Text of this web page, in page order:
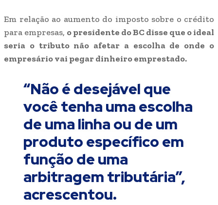
Em relação ao aumento do imposto sobre o crédito
para empresas, o presidente do BC disse que o ideal
seria o tributo não afetar a escolha de onde o
empresário vai pegar dinheiro emprestado.
“Não é desejável que
você tenha uma escolha
de uma linha ou de um
produto específico em
função de uma
arbitragem tributária”,
acrescentou.